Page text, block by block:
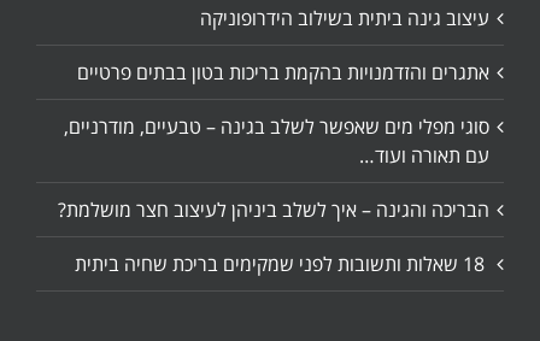
עיצוב גינה ביתית בשילוב הידרופוניקה
אתגרים והזדמנויות בהקמת בריכות בטון בבתים פרטיים
סוגי מפלי מים שאפשר לשלב בגינה – טבעיים, מודרניים,
עם תאורה ועוד…
הבריכה והגינה – איך לשלב ביניהן לעיצוב חצר מושלמת?